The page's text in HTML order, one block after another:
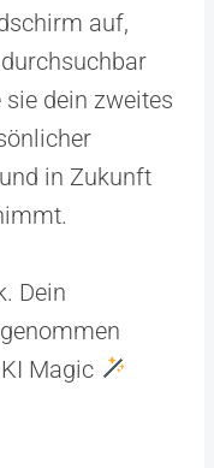
auf,
dein zweites
in Zukunft
Dein
Magic